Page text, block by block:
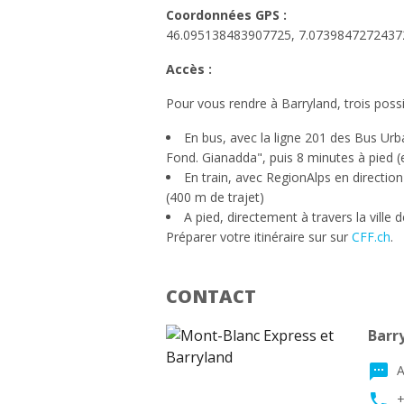
Coordonnées GPS :
46.095138483907725,
Accès :
Pour vous rendre à Barryland, trois
En bus, avec la ligne 201 des Bus
Fond. Gianadda", puis 8 minutes à pied
En train, avec RegionAlps en
(400 m de trajet)
A pied, directement à travers la ville
Préparer votre itinéraire sur sur CFF.ch.
CONTACT
textsms